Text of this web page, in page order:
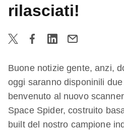
rilasciati!
Buone notizie gente, anzi,
oggi saranno disponinili
benvenuto al nuovo
Space Spider, costruito
built del nostro campione